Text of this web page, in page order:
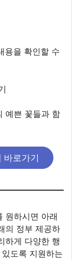
용을 확인할 수
예쁜 꽃들과 함
바로가기
원하시면 아래
의 정부 제공하
하게 다양한 행
도록 지원하는